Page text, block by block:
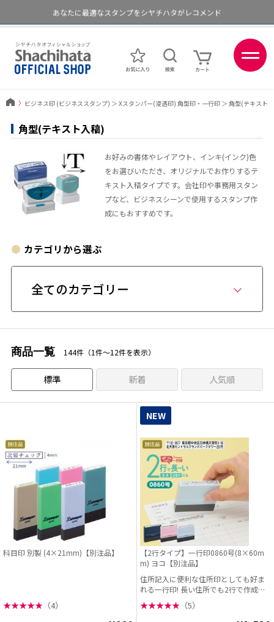
ポイントが貯まる、使える、会員限定ポイントプログラム
メール便1,500円以上 / 宅配便3,500円以上のお買い物で送料無料
あなたに最適なスタンプをシヤチハタがレコメンド
〉 ビジネス印 (ビジネススタンプ) ＞ Xスタンパー(浸透印) 角型印・一行印＞ 角型(テキスト
角型(テキスト入稿)
お好みの書体やレイアウト、インキ(インク)色
をお選びいただき、オリジナルでお作りするテ
キスト入稿タイプです。会社印や事務用スタン
プなど、ビジネスシーンで使用するスタンプ作
成にもおすすめです。
カテゴリから選ぶ
全てのカテゴリー
商品一覧 144件（1件〜12件を表示）
標準 新着 人気順
科目印 別製 (4×21mm)【別注品】
★★★★★ （4）
NEW
【2行タイプ】一行印0860号(8×60m
m) ヨコ【別注品】
住所記入に便利な住所印としても好ま
れる一行印! 長い住所でも2行で作成で
きるようになりま...
★★★★★ （5）